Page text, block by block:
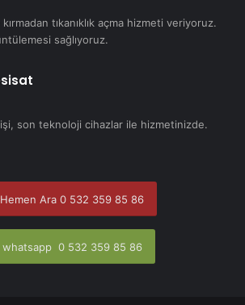
tıkanıklık açma hizmeti veriyoruz.
sağlıyoruz.
son teknoloji cihazlar ile hizmetinizde.
Hemen Ara 0 532 359 85 86
whatsapp 0 532 359 85 86